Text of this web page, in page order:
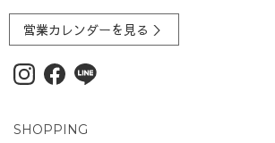
営業カレンダーを見る ＞
SHOPPING